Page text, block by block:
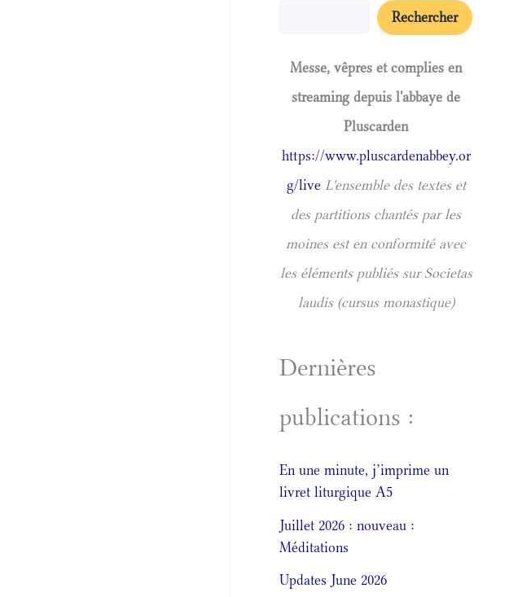
Rechercher
Messe, vêpres et complies en
streaming depuis l'abbaye de
Pluscarden
https://www.pluscardenabbey.or
g/live L'ensemble des textes et
des partitions chantés par les
moines est en conformité avec
les éléments publiés sur Societas
laudis (cursus monastique)
Dernières
publications :
En une minute, j’imprime un
livret liturgique A5
Juillet 2026 : nouveau :
Méditations
Updates June 2026